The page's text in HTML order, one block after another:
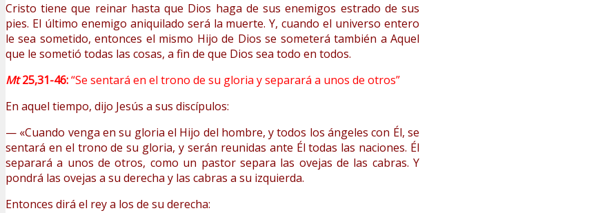
Cristo tiene que reinar hasta que Dios haga de sus enemigos estrado de sus
pies. El último enemigo aniquilado será la muerte. Y, cuando el universo entero
le sea sometido, entonces el mismo Hijo de Dios se someterá también a Aquel
que le sometió todas las cosas, a fin de que Dios sea todo en todos.
Mt25,31-46:“Se sentará en el trono de su gloria y separará a unos de otros”
En aquel tiempo, dijo Jesús a sus discípulos:
— «Cuando venga en su gloria el Hijo del hombre, y todos los ángeles con Él, se
sentará en el trono de su gloria, y serán reunidas ante Él todas las naciones. Él
separará a unos de otros, como un pastor separa las ovejas de las cabras. Y
pondrá las ovejas a su derecha y las cabras a su izquierda.
Entonces dirá el rey a los de su derecha: